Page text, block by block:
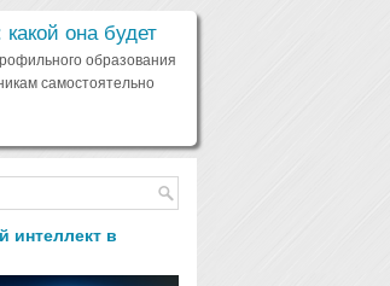
она будет
образования
самостоятельно
интеллект в